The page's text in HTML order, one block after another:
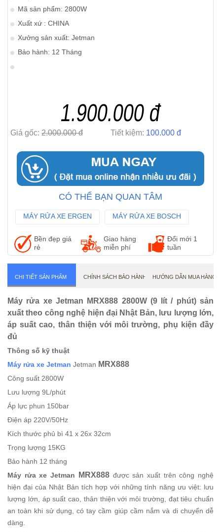
Mã sản phẩm: 2800W
Xuất xứ : CHINA
Xưởng sản xuất: Jetman
Bảo hành: 12 Tháng
1.900.000 đ
Giá gốc: 2.000.000 đ Tiết kiệm: 100.000 đ
CÓ THỂ BẠN QUAN TÂM
MÁY RỬA XE ERGEN
MÁY RỬA XE BOSCH
Bền đẹp giá
rẻ
Giao hàng
miễn phí
Đổi mới 1
tuần
CHI TIẾT SẢN PHẨM CHÍNH SÁCH BẢO HÀNH HƯỚNG DẪN MUA HÀNG
Máy rửa xe Jetman MRX888 2800W (9 lít / phút) sản
xuất theo công nghệ hiện đại Nhật Bản, lưu lượng lớn,
áp suất cao, thân thiện với môi trường, phụ kiện đầy
đủ
Thông số kỹ thuật
Máy rửa xe Jetman Jetman MRX888
Công suất 2800W
Lưu lượng 9L/phút
Áp lực phun 150bar
Điện áp 220V/50Hz
Kích thước phủ bì 41 x 26x 32cm
Trọng lượng 15KG
Bảo hành 12 tháng
Máy rửa xe Jetman
MRX888 được sản xuất trên công nghệ
hiện đại của Nhật Bản tích hợp với những tính năng ưu việt: lưu
lượng lớn, áp suất cao, thân thiện với môi trường, đạt tiêu chuẩn
an toàn khi sử dụng, có tay cầm giúp cầm nắm và di chuyển dễ
dàng.